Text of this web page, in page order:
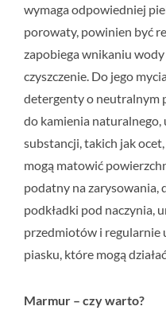
wymaga odpowiedniej
porowaty, powinien być
zapobiega wnikaniu
czyszczenie. Do jego
detergenty o neutralnym
do kamienia naturalnego,
substancji, takich jak
mogą matowić
podatny na zarysowania,
podkładki pod naczynia,
przedmiotów i regularnie
piasku, które mogą
Marmur – czy warto?